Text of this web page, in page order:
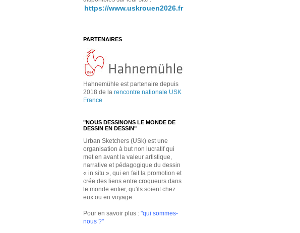
https://www.uskrouen2026.fr
PARTENAIRES
Hahnemühle est partenaire depuis
2018 de la rencontre nationale USK
France
"NOUS DESSINONS LE MONDE DE
DESSIN EN DESSIN"
Urban Sketchers (USk) est une
organisation à but non lucratif qui
met en avant la valeur artistique,
narrative et pédagogique du dessin
« in situ », qui en fait la promotion et
crée des liens entre croqueurs dans
le monde entier, qu'ils soient chez
eux ou en voyage.
Pour en savoir plus : "qui sommes-
nous ?"